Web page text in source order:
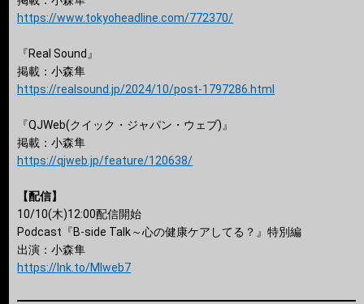
https://www.tokyoheadline.com/772370/
『Real Sound』
掲載：小森隼
https://realsound.jp/2024/10/post-1797286.html
『QJWeb(クイック・ジャパン・ウェブ)』
掲載：小森隼
https://qjweb.jp/feature/120638/
【配信】
10/10(木)12:00配信開始
Podcast『B-side Talk～心の健康ケアしてる？』特別編
出演：小森隼
https://lnk.to/Mlweb7